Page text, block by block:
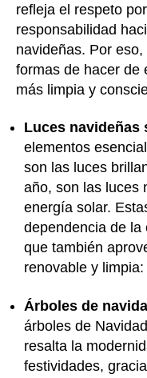
refleja el respeto
responsabilidad
navideñas. Por
formas de hacer de
más limpia y
Luces navideñas
elementos
son las luces
año, son las luces
energía solar.
dependencia de la
que también
renovable y limpia:
Árboles de
árboles de
resalta la
festividades,